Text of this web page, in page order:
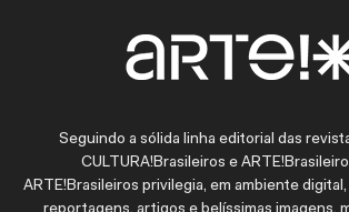
Seguindo a sólida linha editorial das
CULTURA!Brasileiros e
ARTE!Brasileiros privilegia, em ambiente